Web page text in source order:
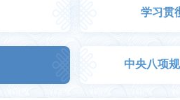
学习贯
中央八项